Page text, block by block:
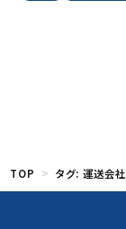
TOP タグ:運送会